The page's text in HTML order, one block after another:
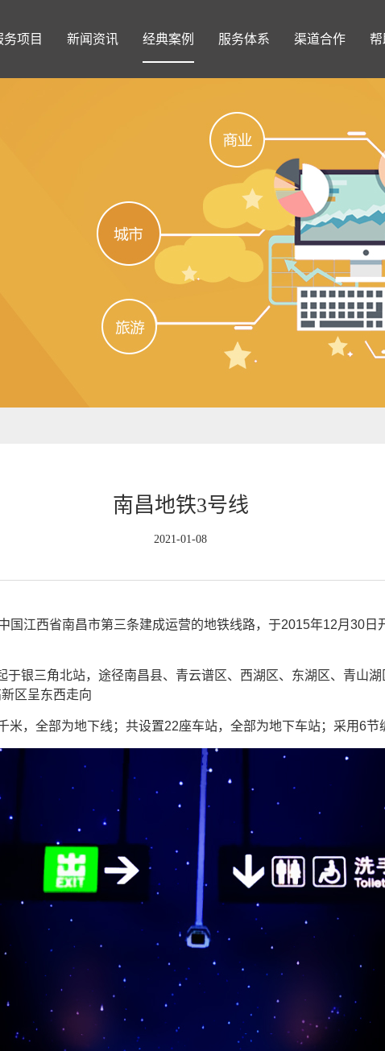
务项目 新闻资讯 经典案例 服务体系 渠道合作 帮
南昌地铁3号线
2021-01-08
国江西省南昌市第三条建成运营的地铁线路，于2015年12月30
于银三角北站，途径南昌县、青云谱区、西湖区、东湖区、青山
区呈东西走向
米，全部为地下线；共设置22座车站，全部为地下车站；采用6节